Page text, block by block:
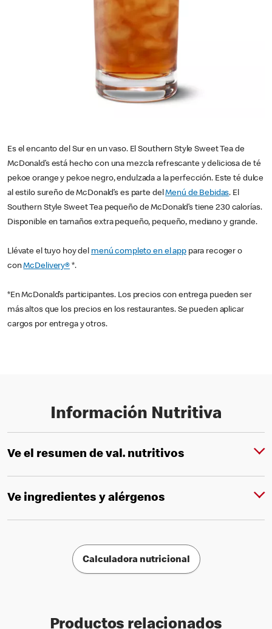
Es el encanto del Sur en un vaso. El Southern Style Sweet Tea de
McDonald’s está hecho con una mezcla refrescante y deliciosa de té
pekoe orange y pekoe negro, endulzada a la perfección. Este té dulce
al estilo sureño de McDonald’s es parte delMenú de Bebidas. El
Southern Style Sweet Tea pequeño de McDonald’s tiene 230 calorías.
Disponible en tamaños extra pequeño, pequeño, mediano y grande.
Llévate el tuyo hoy del menú completo en el apppara recoger o
conMcDelivery® *.
*En McDonald’s participantes. Los precios con entrega pueden ser
más altos que los precios en los restaurantes. Se pueden aplicar
cargos por entrega y otros.
Información Nutritiva
Ve el resumen de val. nutritivos
Ve ingredientes y alérgenos
Calculadora nutricional
Productos relacionados